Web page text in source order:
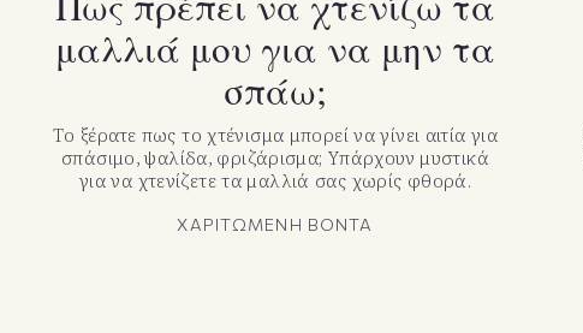
μαλλιά μου για να μην τα
σπάω;
Το ξέρατε πως το χτένισμα μπορεί να γίνει αιτία για
σπάσιμο, ψαλίδα, φριζάρισμα; Υπάρχουν μυστικά
για να χτενίζετε τα μαλλιά σας χωρίς φθορά.
ΧΑΡΙΤΩΜΕΝΗ ΒΟΝΤΑ